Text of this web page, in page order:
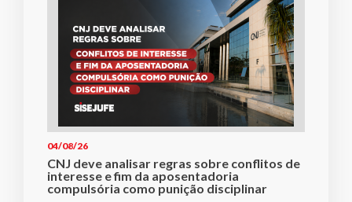
04/08/26
CNJ deve analisar regras sobre conflitos de
interesse e fim da aposentadoria
compulsória como punição disciplinar